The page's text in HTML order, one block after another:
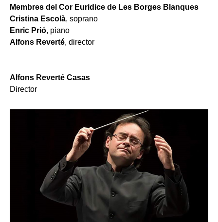
Membres del Cor Euridice de Les Borges Blanques
Cristina Escolà, soprano
Enric Prió, piano
Alfons Reverté, director
Alfons Reverté Casas
Director